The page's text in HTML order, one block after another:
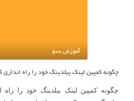
آموزش سئو
چگونه کمپین لینک بیلدینگ خود را راه اندازی
چگونه کمپین لینک بیلدینگ خود را راه